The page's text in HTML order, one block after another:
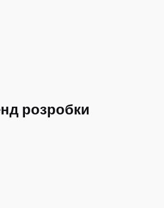
розробки